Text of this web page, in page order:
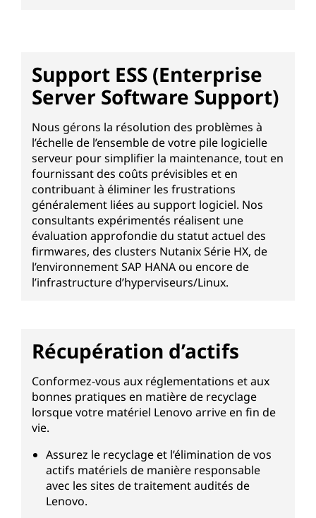
Support ESS (Enterprise
Server Software Support)
Nous gérons la résolution des problèmes à
l’échelle de l’ensemble de votre pile logicielle
serveur pour simplifier la maintenance, tout en
fournissant des coûts prévisibles et en
contribuant à éliminer les frustrations
généralement liées au support logiciel. Nos
consultants expérimentés réalisent une
évaluation approfondie du statut actuel des
firmwares, des clusters Nutanix Série HX, de
l’environnement SAP HANA ou encore de
l’infrastructure d’hyperviseurs/Linux.
Récupération d’actifs
Conformez-vous aux réglementations et aux
bonnes pratiques en matière de recyclage
lorsque votre matériel Lenovo arrive en fin de
vie.
Assurez le recyclage et l’élimination de vos
actifs matériels de manière responsable
avec les sites de traitement audités de
Lenovo.